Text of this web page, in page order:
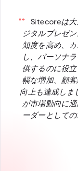
Sitecoreは
ジタルプレゼ
知度を高め、
し、パーソナ
供するのに役
幅な増加、顧
向上も達成し
が市場動向に
ーダーとして